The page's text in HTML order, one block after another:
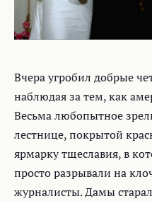
Вчера угробил добрые
наблюдая за тем, как
Весьма любопытное
лестнице, покрытой
ярмарку тщеславия, в
просто разрывали на
журналисты. Дамы